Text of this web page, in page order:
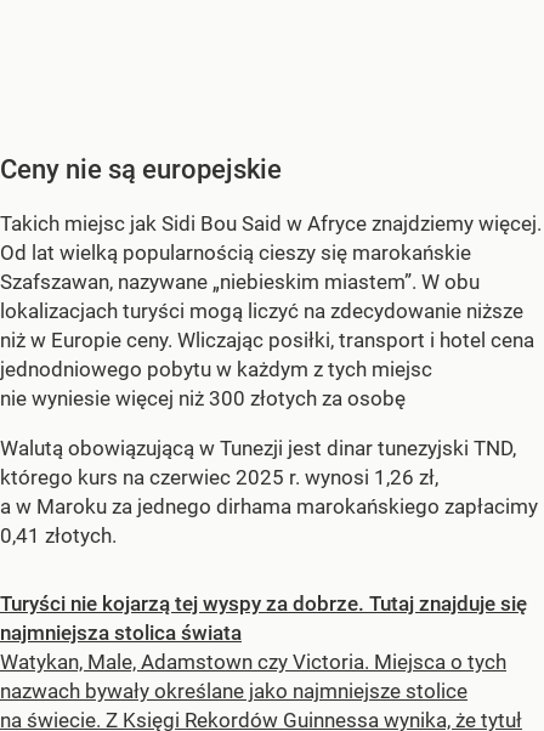
Ceny nie są europejskie
Takich miejsc jak Sidi Bou Said w Afryce znajdziemy więcej.
Od lat wielką popularnością cieszy się marokańskie
Szafszawan, nazywane „niebieskim miastem”. W obu
lokalizacjach turyści mogą liczyć na zdecydowanie niższe
niż w Europie ceny. Wliczając posiłki, transport i hotel cena
jednodniowego pobytu w każdym z tych miejsc
nie wyniesie więcej niż 300 złotych za osobę
Walutą obowiązującą w Tunezji jest dinar tunezyjski TND,
którego kurs na czerwiec 2025 r. wynosi 1,26 zł,
a w Maroku za jednego dirhama marokańskiego zapłacimy
0,41 złotych.
Turyści nie kojarzą tej wyspy za dobrze. Tutaj znajduje się
najmniejsza stolica świata
Watykan, Male, Adamstown czy Victoria. Miejsca o tych
nazwach bywały określane jako najmniejsze stolice
na świecie. Z Księgi Rekordów Guinnessa wynika, że tytuł